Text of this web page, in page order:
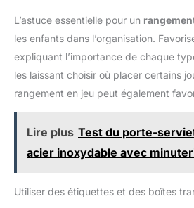
L’astuce essentielle pour un
les enfants dans l’organisation.
expliquant l’importance de chaque
les laissant choisir où placer certains
rangement en jeu peut également
Lire plus Test du porte-
acier inoxydable avec
Utiliser des étiquettes et des boîtes